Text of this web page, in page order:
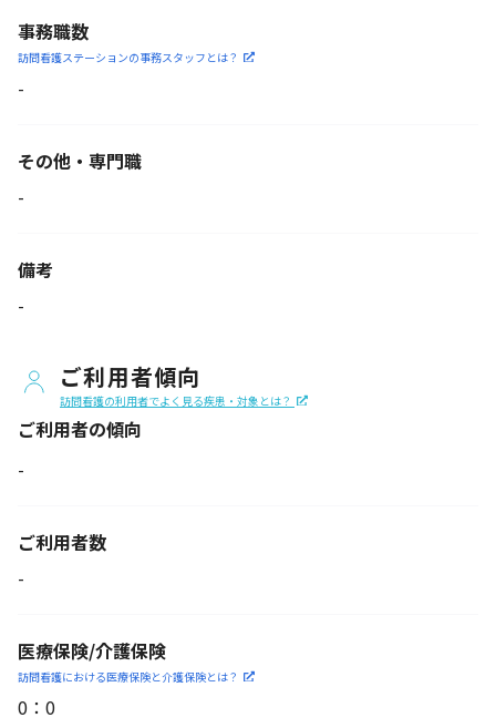
事務職数
訪問看護ステーションの事務スタッフとは？
-
その他・専門職
-
備考
-
ご利用者傾向
訪問看護の利用者でよく見る疾患・対象とは？
ご利用者の傾向
-
ご利用者数
-
医療保険/介護保険
訪問看護における医療保険と介護保険とは？
0 ： 0